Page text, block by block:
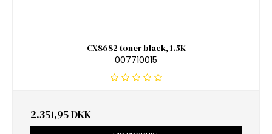
CX8682 toner black, 1.5K
007710015
2.351,95 DKK